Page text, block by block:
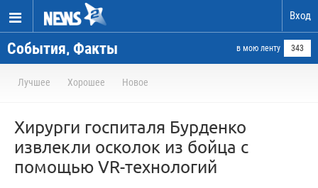
Вход
События, Факты в мою ленту 343
Лучшее Хорошее Новое
Хирурги госпиталя Бурденко
извлекли осколок из бойца с
помощью VR-технологий